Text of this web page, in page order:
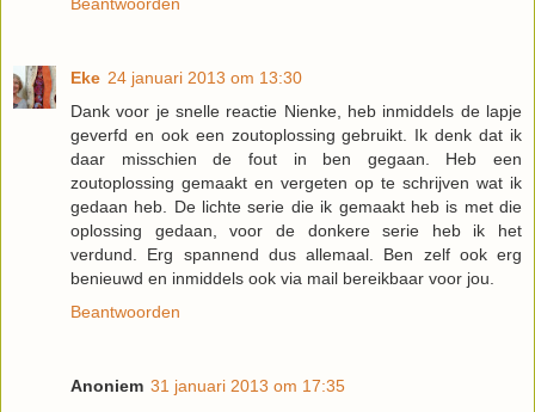
Beantwoorden
Eke 24 januari 2013 om 13:30
Dank voor je snelle reactie Nienke, heb inmiddels de lapje
geverfd en ook een zoutoplossing gebruikt. Ik denk dat ik
daar misschien de fout in ben gegaan. Heb een
zoutoplossing gemaakt en vergeten op te schrijven wat ik
gedaan heb. De lichte serie die ik gemaakt heb is met die
oplossing gedaan, voor de donkere serie heb ik het
verdund. Erg spannend dus allemaal. Ben zelf ook erg
benieuwd en inmiddels ook via mail bereikbaar voor jou.
Beantwoorden
Anoniem 31 januari 2013 om 17:35